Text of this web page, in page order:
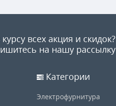
всех акция и скидок?
на нашу рассылку
Категории
Электрофурнитура